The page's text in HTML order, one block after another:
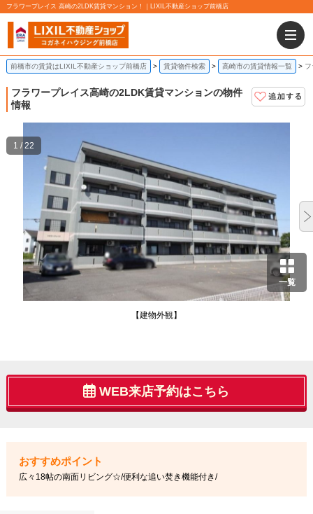
フラワープレイス 高崎の2LDK賃貸マンション！｜LIXIL不動産ショップ前橋店
前橋市の賃貸はLIXIL不動産ショップ前橋店 賃貸物件検索 高崎市の賃貸情報一覧
フラワープレイス高崎の2LDK賃貸マンションの物件
情報
一覧
【建物外観】
1 / 22
WEB来店予約はこちら
広々18帖の南面リビング☆/便利な追い焚き機能付き/